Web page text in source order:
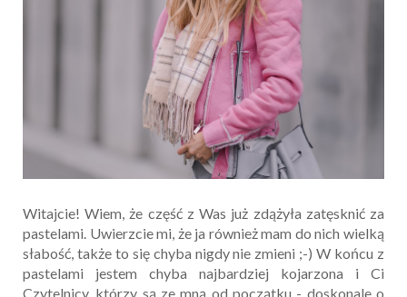
Witajcie! Wiem, że część z Was już zdążyła zatęsknić za
pastelami. Uwierzcie mi, że ja również mam do nich wielką
słabość, także to się chyba nigdy nie zmieni ;-) W końcu z
pastelami jestem chyba najbardziej kojarzona i Ci
Czytelnicy, którzy są ze mną od początku - doskonale o